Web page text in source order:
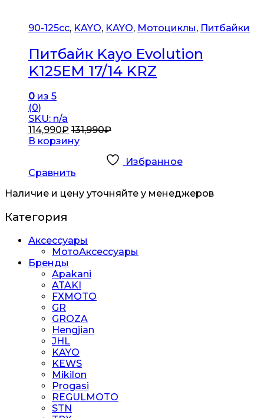
90-125cc, KAYO, KAYO, Мотоциклы, Питбайки
Питбайк Kayo Evolution
K125EM 17/14 KRZ
0 из 5
(0)
SKU: n/a
114,990₽ 131,990₽
В корзину
Избранное
Сравнить
Наличие и цену уточняйте у менеджеров
Категория
Аксессуары
МотоАксессуары
Бренды
Apakani
ATAKI
FXMOTO
GR
GROZA
Hengjian
JHL
KAYO
KEWS
Mikilon
Progasi
REGULMOTO
STN